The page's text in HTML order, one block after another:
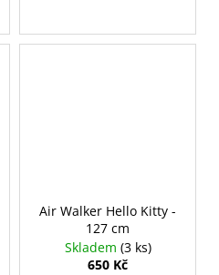
Air Walker Hello Kitty -
127 cm
Skladem (3 ks)
650 Kč